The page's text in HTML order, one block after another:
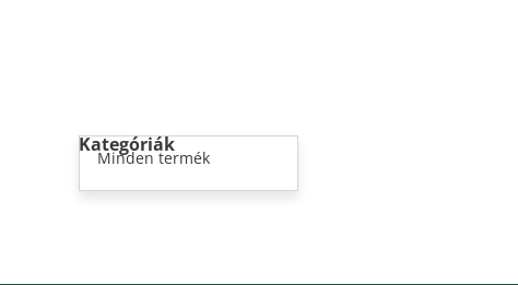
Kategóriák
Minden termék